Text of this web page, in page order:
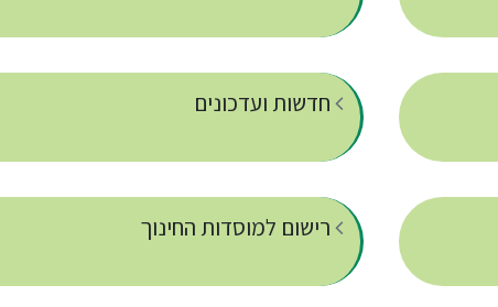
חדשות ועדכונים
רישום למוסדות החינוך